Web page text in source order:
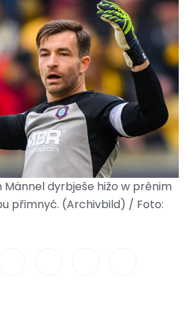
dyrbješe hižo w prěnim
přimnyć. (Archivbild) / Foto: